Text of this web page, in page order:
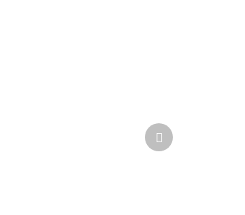
Következő
termék